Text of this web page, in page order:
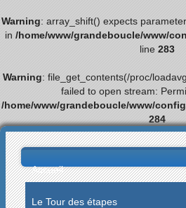
Warning: array_shift() expects
in /home/www/grandeboucle/www/
line 283
Warning: file_get_contents(/proc/
failed to open stream:
/home/www/grandeboucle/www/
284
Accueil
Le Tour des étapes